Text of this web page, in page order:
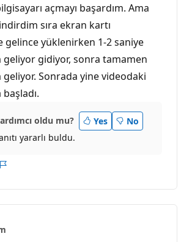
açmayı başardım. Ama
sıra ekran kartı
gelince yüklenirken 1-2 saniye
geliyor gidiyor, sonra tamamen
Sonrada yine videodaki
oldu mu? Yes
No
yararlı buldu.